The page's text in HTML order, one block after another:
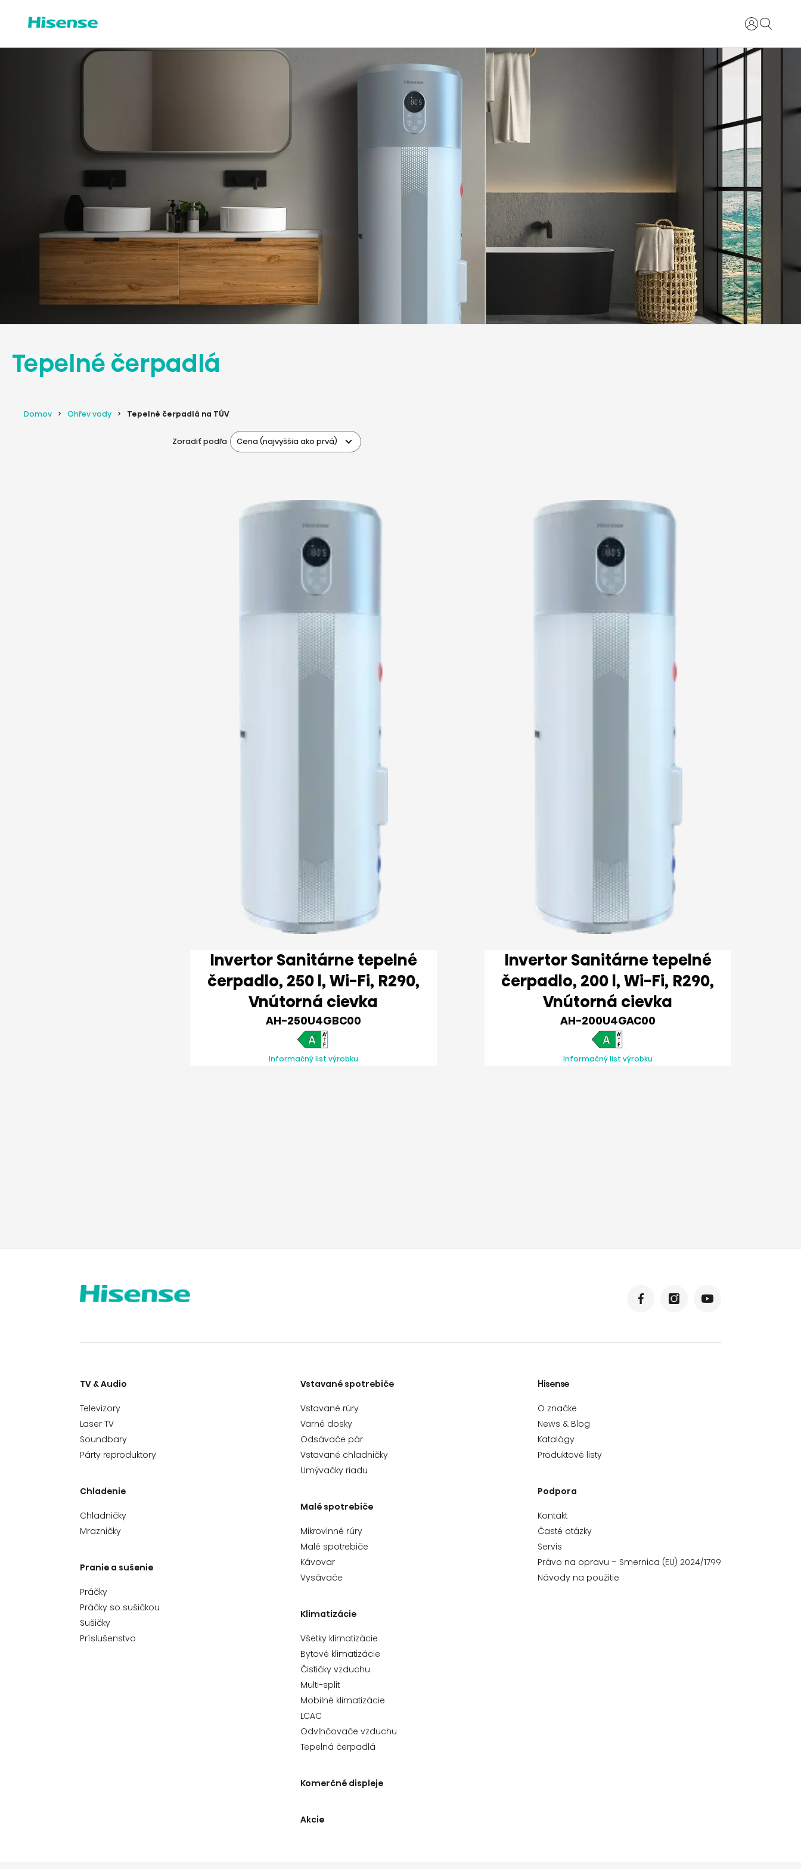
Prihlásiť sa
Tepelné čerpadlá
Domov Ohřev vody Tepelné čerpadlá na TÚV
Zoradiť podľa Cena (najvyššia ako prvá)
Invertor Sanitárne tepelné
čerpadlo, 250 l, Wi-Fi, R290,
Vnútorná cievka
AH-250U4GBC00
Informačný list výrobku
Invertor Sanitárne tepelné
čerpadlo, 200 l, Wi-Fi, R290,
Vnútorná cievka
AH-200U4GAC00
Informačný list výrobku
TV & Audio
Televizory
Laser TV
Soundbary
Párty reproduktory
Chladenie
Chladničky
Mrazničky
Pranie a sušenie
Práčky
Práčky so sušičkou
Sušičky
Príslušenstvo
Vstavané spotrebiče
Vstavané rúry
Varné dosky
Odsávače pár
Vstavané chladničky
Umývačky riadu
Malé spotrebiče
Mikrovlnné rúry
Malé spotrebiče
Kávovar
Vysávače
Klimatizácie
Všetky klimatizácie
Bytové klimatizácie
Čističky vzduchu
Multi-split
Mobilné klimatizácie
LCAC
Odvlhčovače vzduchu
Tepelná čerpadlá
Komerčné displeje
Akcie
Hisense
O značke
News & Blog
Katalógy
Produktové listy
Podpora
Kontakt
Časté otázky
Servis
Právo na opravu – Smernica (EU) 2024/1799
Návody na použitie